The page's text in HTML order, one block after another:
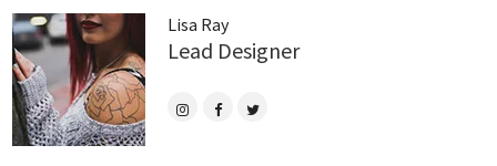
Lisa Ray
Lead Designer